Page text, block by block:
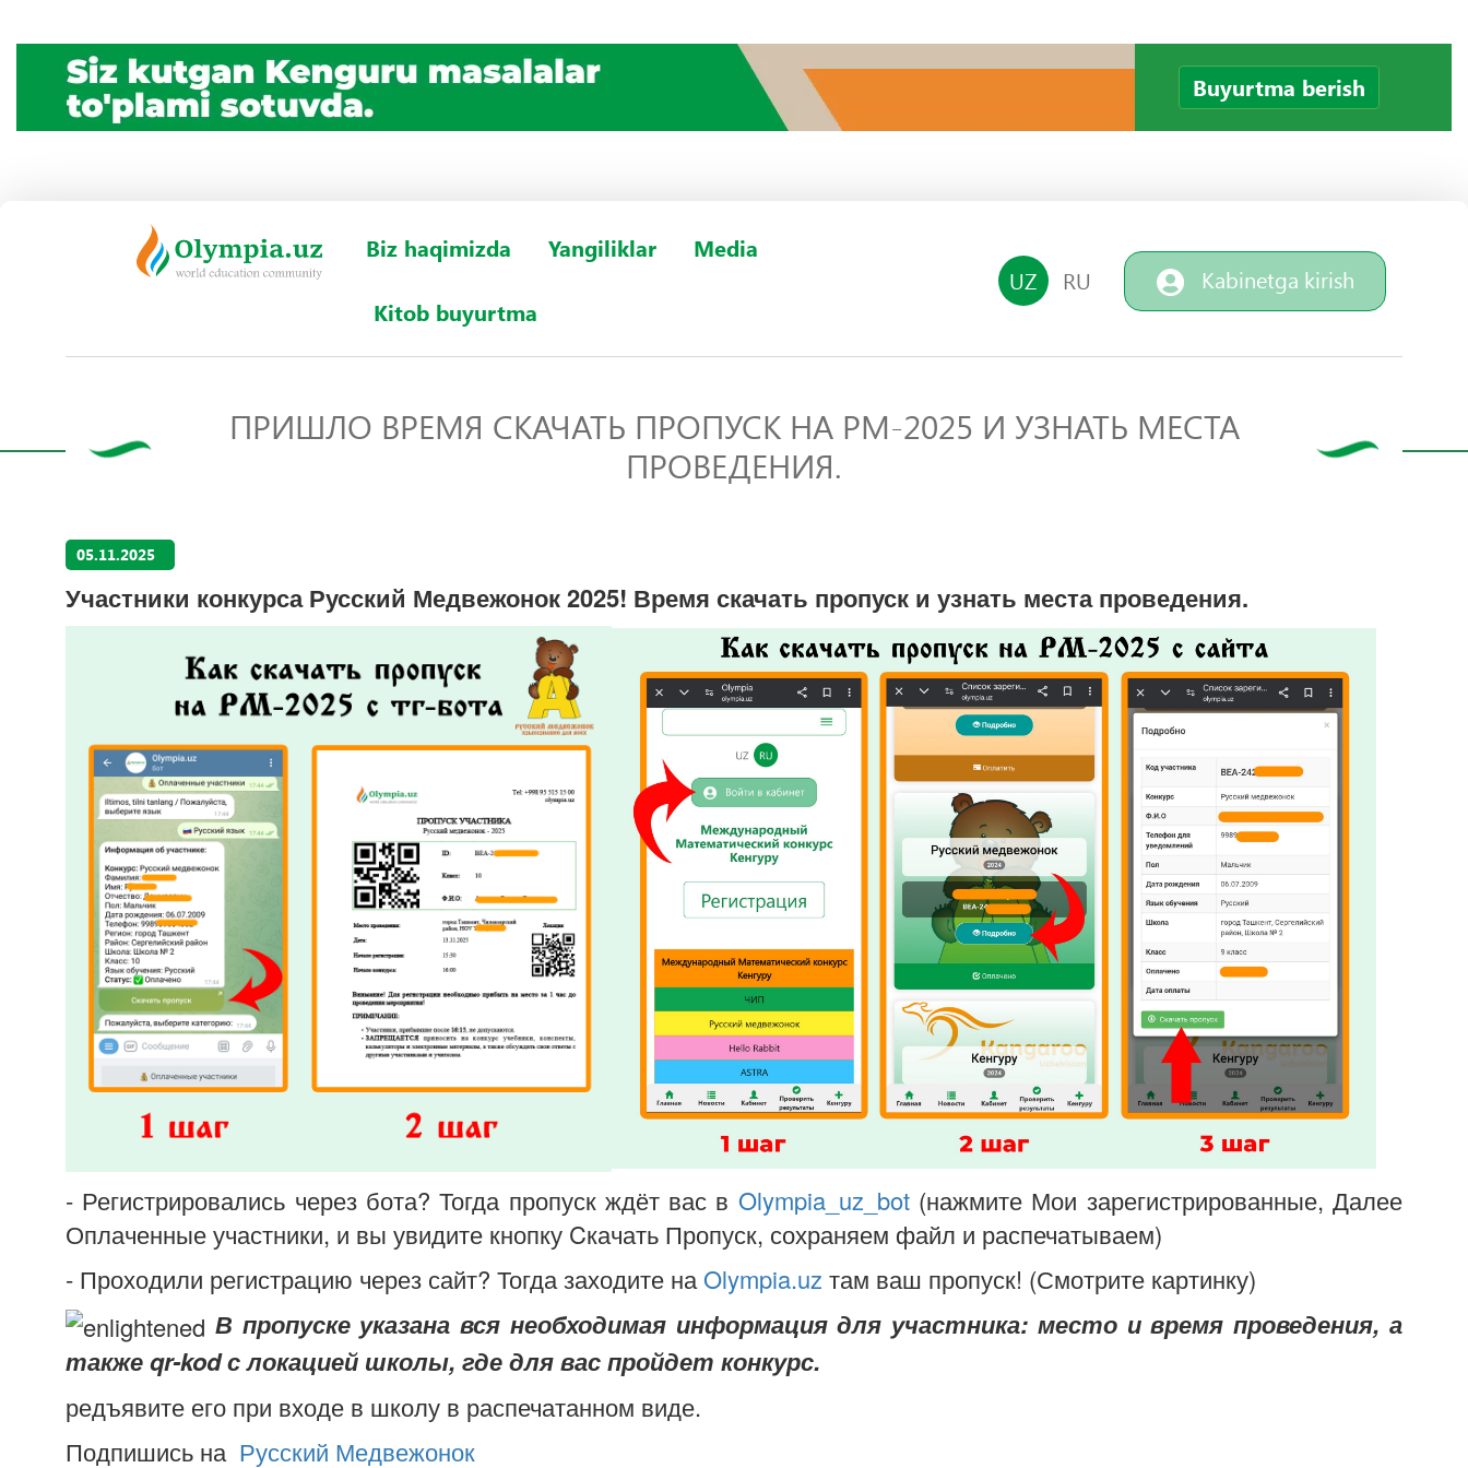
Buyurtma berish
Biz haqimizda Yangiliklar Media
Kitob buyurtma
UZ RU Kabinetga kirish
ПРИШЛО ВРЕМЯ СКАЧАТЬ ПРОПУСК НА РМ-2025 И УЗНАТЬ МЕСТА
ПРОВЕДЕНИЯ.
05.11.2025
Участники конкурса Русский Медвежонок 2025! Время скачать пропуск и узнать места проведения.
- Регистрировались через бота? Тогда пропуск ждёт вас в Olympia_uz_bot(нажмите Мои зарегистрированные, Далее
Оплаченные участники, и вы увидите кнопку Cкачать Пропуск, сохраняем файл и распечатываем)
- Проходили регистрацию через сайт? Тогда заходите наOlympia.uz там ваш пропуск! (Смотрите картинку)
В пропуске указана вся необходимая информация для участника: место и время проведения, а
также qr-kod с локацией школы, где для вас пройдет конкурс.
редъявите его при входе в школу в распечатанном виде.
Подпишись на Русский Медвежонок